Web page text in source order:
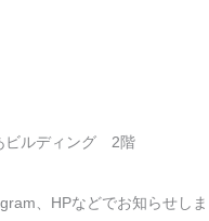
ビルディング 2階
、HPなどでお知らせしま